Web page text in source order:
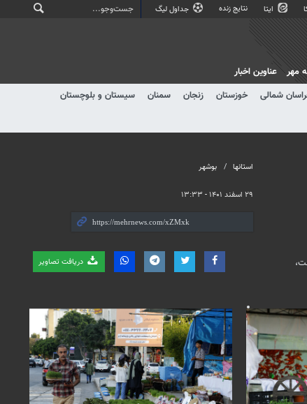
ایتا نتایج زنده جداول لیگ
شمالی خوزستان زنجان سمنان
سیستان و بلوچستان
مهر عناوین اخبار
استانها بوشهر
۲۹ اسفند ۱۴۰۱ - ۱۳:۳۳
دریافت تصاویر